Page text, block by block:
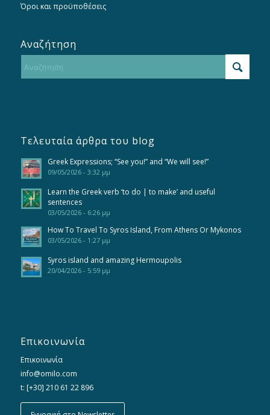
Όροι και προϋποθέσεις
Αναζήτηση
Τελευταία άρθρα του blog
Greek Expressions; “See you!” and “We will see!”
09/05/2026 - 3:32 μμ
Learn the Greek verb ‘to do | to make’ and useful
sentences
03/05/2026 - 6:26 μμ
How To Travel To Syros Island, From Athens Or Mykonos
03/05/2026 - 1:27 μμ
Syros island and amazing Hermoupolis
20/04/2026 - 5:59 μμ
Επικοινωνία
Επικοινωνία
info@omilo.com
t: [+30] 210 61 22 896